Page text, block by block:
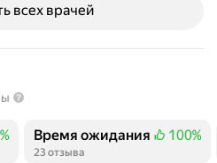
всех врачей
Время ожидания
Положительных отзывов
100%
23 отзыва